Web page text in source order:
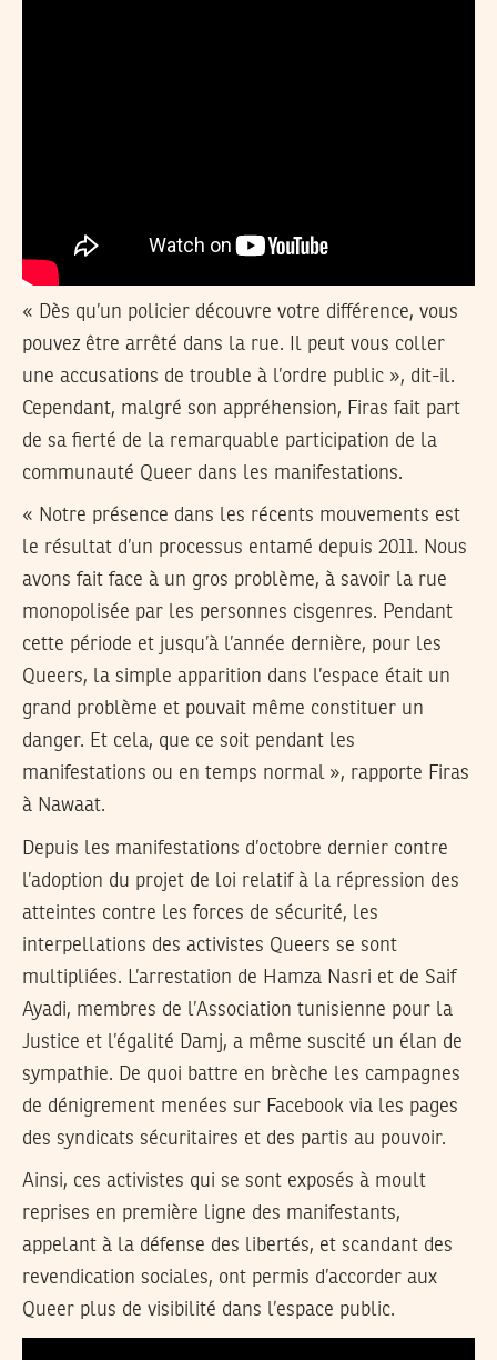
« Dès qu’un policier découvre votre différence, vous
pouvez être arrêté dans la rue. Il peut vous coller
une accusations de trouble à l’ordre public », dit-il.
Cependant, malgré son appréhension, Firas fait part
de sa fierté de la remarquable participation de la
communauté Queer dans les manifestations.
« Notre présence dans les récents mouvements est
le résultat d’un processus entamé depuis 2011. Nous
avons fait face à un gros problème, à savoir la rue
monopolisée par les personnes cisgenres. Pendant
cette période et jusqu’à l’année dernière, pour les
Queers, la simple apparition dans l’espace était un
grand problème et pouvait même constituer un
danger. Et cela, que ce soit pendant les
manifestations ou en temps normal », rapporte Firas
à Nawaat.
Depuis les manifestations d’octobre dernier contre
l’adoption du projet de loi relatif à la répression des
atteintes contre les forces de sécurité, les
interpellations des activistes Queers se sont
multipliées. L’arrestation de Hamza Nasri et de Saif
Ayadi, membres de l’Association tunisienne pour la
Justice et l’égalité Damj, a même suscité un élan de
sympathie. De quoi battre en brèche les campagnes
de dénigrement menées sur Facebook via les pages
des syndicats sécuritaires et des partis au pouvoir.
Ainsi, ces activistes qui se sont exposés à moult
reprises en première ligne des manifestants,
appelant à la défense des libertés, et scandant des
revendication sociales, ont permis d’accorder aux
Queer plus de visibilité dans l’espace public.